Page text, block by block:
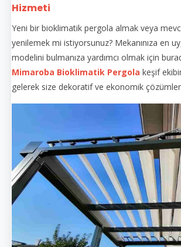
Hizmeti
Yeni bir bioklimatik pergola almak veya
yenilemek mi istiyorsunuz? Mekanınıza en
modelini bulmanıza yardımcı olmak için
Mimaroba Bioklimatik Pergola keşif
gelerek size dekoratif ve ekonomik